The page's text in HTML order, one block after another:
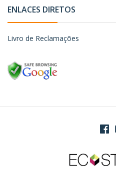
ENLACES DIRETOS
Livro de Reclamações